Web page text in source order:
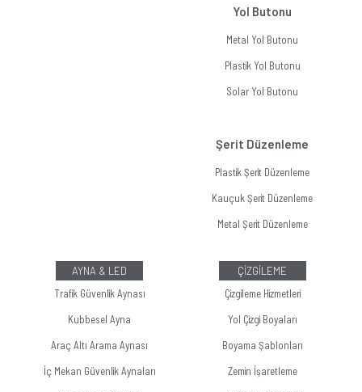
Yol Butonu
Metal Yol Butonu
Plastik Yol Butonu
Solar Yol Butonu
Şerit Düzenleme
Plastik Şerit Düzenleme
Kauçuk Şerit Düzenleme
Metal Şerit Düzenleme
AYNA & LED
Trafik Güvenlik Aynası
Kubbesel Ayna
Araç Altı Arama Aynası
İç Mekan Güvenlik Aynaları
ÇİZGİLEME
Çizgileme Hizmetleri
Yol Çizgi Boyaları
Boyama Şablonları
Zemin İşaretleme